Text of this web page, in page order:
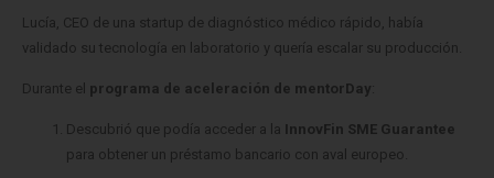
Lucía, CEO de una startup de diagnóstico médico rápido, había
validado su tecnología en laboratorio y quería escalar su producción.
Durante el programa de aceleración de mentorDay
Descubrió que podía acceder a la InnovFin SME Guarantee
para obtener un préstamo bancario con aval europeo.